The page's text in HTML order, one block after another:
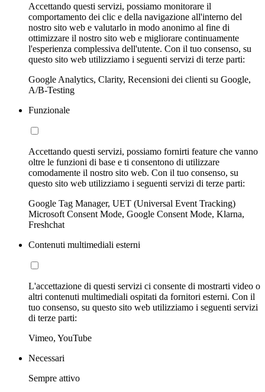
Accettando questi servizi, possiamo monitorare il
comportamento dei clic e della navigazione all'interno del
nostro sito web e valutarlo in modo anonimo al fine di
ottimizzare il nostro sito web e migliorare continuamente
l'esperienza complessiva dell'utente. Con il tuo consenso, su
questo sito web utilizziamo i seguenti servizi di terze parti:
Google Analytics, Clarity, Recensioni dei clienti su Google,
A/B-Testing
Funzionale
Accettando questi servizi, possiamo fornirti feature che vanno
oltre le funzioni di base e ti consentono di utilizzare
comodamente il nostro sito web. Con il tuo consenso, su
questo sito web utilizziamo i seguenti servizi di terze parti:
Google Tag Manager, UET (Universal Event Tracking)
Microsoft Consent Mode, Google Consent Mode, Klarna,
Freshchat
Contenuti multimediali esterni
L'accettazione di questi servizi ci consente di mostrarti video o
altri contenuti multimediali ospitati da fornitori esterni. Con il
tuo consenso, su questo sito web utilizziamo i seguenti servizi
di terze parti:
Vimeo, YouTube
Necessari
Sempre attivo